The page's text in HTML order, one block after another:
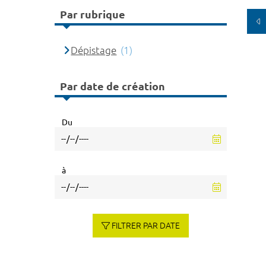
Par rubrique
Dépistage (1)
Par date de création
Du
à
FILTRER PAR DATE